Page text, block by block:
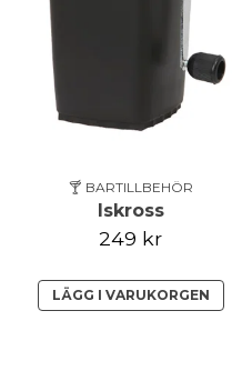
🍸 BARTILLBEHÖR
Iskross
249 kr
LÄGG I VARUKORGEN